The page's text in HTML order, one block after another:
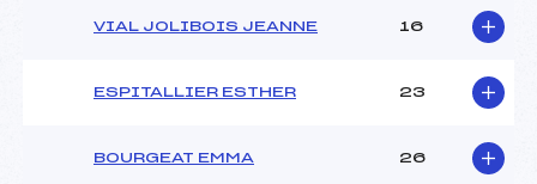
VIAL JOLIBOIS JEANNE 16
ESPITALLIER ESTHER 23
BOURGEAT EMMA 26